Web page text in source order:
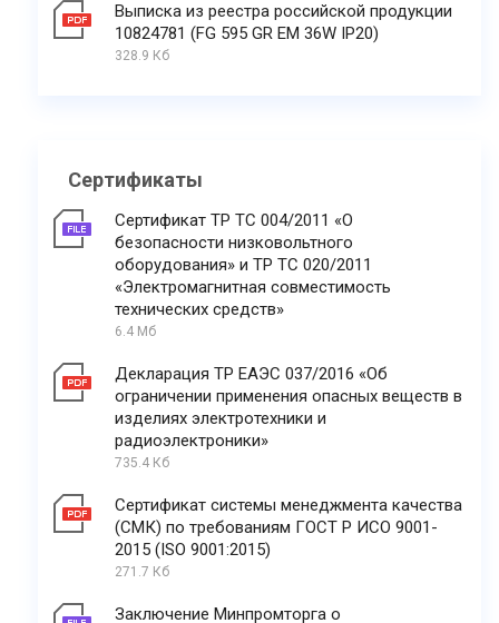
Выписка из реестра российской продукции
10824781 (FG 595 GR EM 36W IP20)
328.9 Кб
Сертификаты
Сертификат ТР ТС 004/2011 «О
безопасности низковольтного
оборудования» и ТР ТС 020/2011
«Электромагнитная совместимость
технических средств»
6.4 Мб
Декларация ТР ЕАЭС 037/2016 «Об
ограничении применения опасных веществ в
изделиях электротехники и
радиоэлектроники»
735.4 Кб
Сертификат системы менеджмента качества
(СМК) по требованиям ГОСТ Р ИСО 9001-
2015 (ISO 9001:2015)
271.7 Кб
Заключение Минпромторга о